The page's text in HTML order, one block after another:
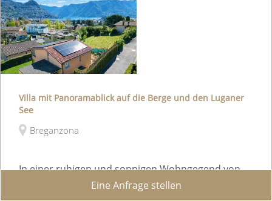
Villa mit Panoramablick auf die Berge und den Luganer
See
Breganzona
In einer ruhigen und sonnigen Wohngegend von
Breganzona, bieten wir diese elegante,
Eine Anfrage stellen